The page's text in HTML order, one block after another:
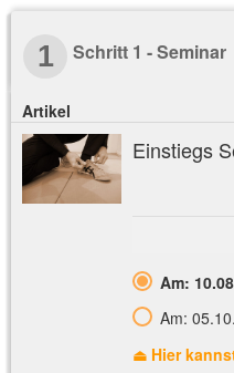
1 Schritt 1 - Seminar
Artikel
Einstiegs
Am:
Am:
⏏︎ Hier